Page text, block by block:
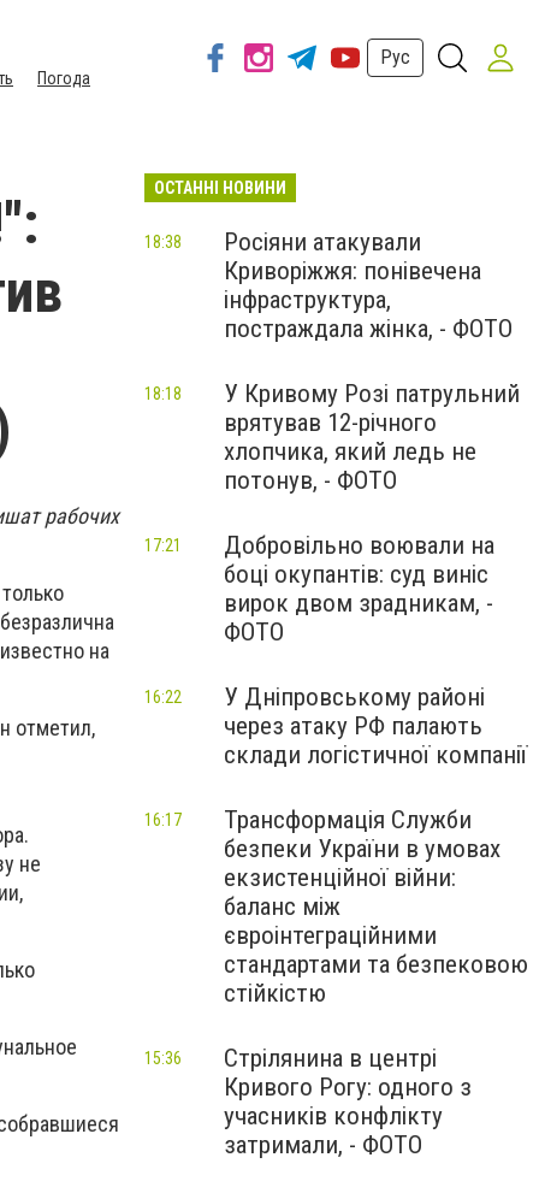
Погода
Рус
рабочих
на
отметил,
не
ОСТАННІ НОВИНИ
Росіяни атакували
Криворіжжя: понівечена
інфраструктура,
постраждала жінка, - ФОТО
18:38
У Кривому Розі патрульний
врятував 12-річного
хлопчика, який ледь не
потонув, - ФОТО
18:18
Добровільно воювали на
боці окупантів: суд виніс
вирок двом зрадникам, -
ФОТО
17:21
У Дніпровському районі
через атаку РФ палають
склади логістичної компанії
16:22
Трансформація Служби
безпеки України в умовах
екзистенційної війни:
баланс між
євроінтеграційними
стандартами та безпековою
стійкістю
16:17
Стрілянина в центрі
Кривого Рогу: одного з
учасників конфлікту
затримали, - ФОТО
15:36